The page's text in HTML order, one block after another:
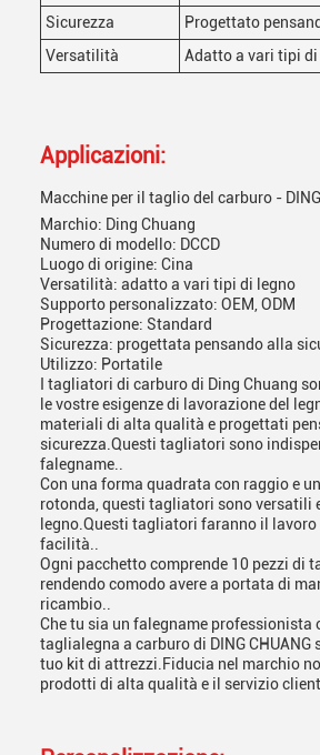
Sicurezza
Progettato
Versatilità
Adatto a vari tipi di
Applicazioni:
Macchine per il taglio del carburo -
Marchio: Ding Chuang
Numero di modello: DCCD
Luogo di origine: Cina
Versatilità: adatto a vari tipi di legno
Supporto personalizzato: OEM, ODM
Progettazione: Standard
Sicurezza: progettata pensando alla
Utilizzo: Portatile
I tagliatori di carburo di Ding Chuang
le vostre esigenze di lavorazione del
materiali di alta qualità e progettati
sicurezza.Questi tagliatori sono
falegname..
Con una forma quadrata con raggio e
rotonda, questi tagliatori sono versatili
legno.Questi tagliatori faranno il lavoro
facilità..
Ogni pacchetto comprende 10 pezzi di
rendendo comodo avere a portata di
ricambio..
Che tu sia un falegname professionista
taglialegna a carburo di DING CHUANG
tuo kit di attrezzi.Fiducia nel marchio
prodotti di alta qualità e il servizio